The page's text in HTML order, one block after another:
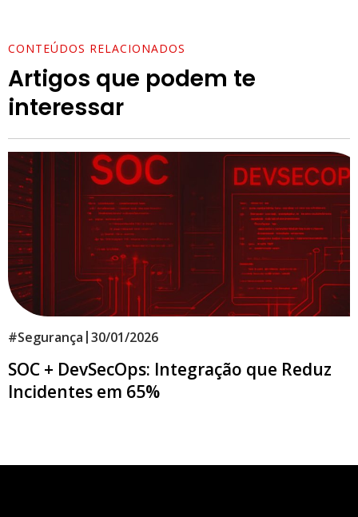
CONTEÚDOS RELACIONADOS
Artigos que podem te
interessar
#Segurança |30/01/2026
SOC + DevSecOps: Integração que Reduz
Incidentes em 65%